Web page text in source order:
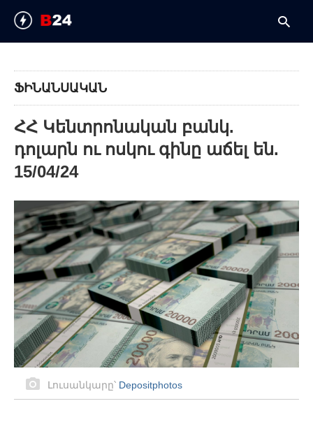
ՖԻՆԱՆՍԱԿԱՆ
ՀՀ Կենտրոնական բանկ.
դոլարն ու ոսկու գինը աճել են.
15/04/24
Լուսանկարը՝ Depositphotos